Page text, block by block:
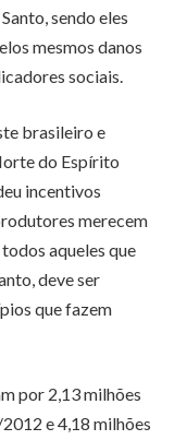
sendo eles
mesmos danos
sociais.
brasileiro e
do Espírito
incentivos
merecem
aqueles que
deve ser
que fazem
por 2,13 milhões
e 4,18 milhões